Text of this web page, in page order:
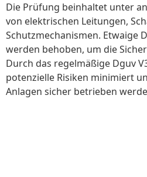
Die Prüfung beinhaltet unter
von elektrischen Leitungen,
Schutzmechanismen. Etwaige
werden behoben, um die
Durch das regelmäßige Dguv
potenzielle Risiken minimiert
Anlagen sicher betrieben